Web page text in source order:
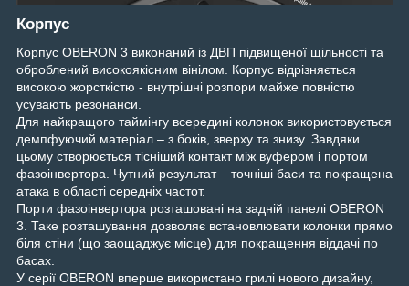
Корпус
Корпус OBERON 3 виконаний із ДВП підвищеної щільності та
оброблений високоякісним вінілом. Корпус відрізняється
високою жорсткістю - внутрішні розпори майже повністю
усувають резонанси.
Для найкращого таймінгу всередині колонок використовується
демпфуючий матеріал – з боків, зверху та знизу. Завдяки
цьому створюється тісніший контакт між вуфером і портом
фазоінвертора. Чутний результат – точніші баси та покращена
атака в області середніх частот.
Порти фазоінвертора розташовані на задній панелі OBERON
3. Таке розташування дозволяє встановлювати колонки прямо
біля стіни (що заощаджує місце) для покращення віддачі по
басах.
У серії OBERON вперше використано грилі нового дизайну,